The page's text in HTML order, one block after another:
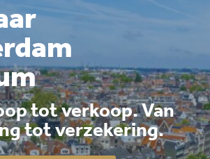
tot verkoop. Van
tot verzekering.